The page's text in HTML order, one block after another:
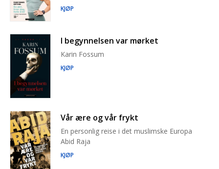
KJØP
I begynnelsen var mørket
Karin Fossum
KJØP
Vår ære og vår frykt
En personlig reise i det muslimske Europa
Abid Raja
KJØP